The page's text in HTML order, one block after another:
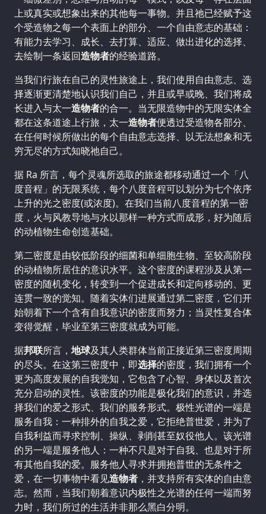
上或真实或想象出来的其他每一事物。并且祂已经赋予这
个受造物之每一个表面上的部分、一个自由意志的基础：
有能力去学习、成长、去打算、适应、做出进化的选择、
去绘制一条返回造物者的经验道路。
当我们行旅在自己的灵性旅途上，我们使用自由意志、选
择逐渐更清楚地认识我们自己，并且或早或晚、我们将成
长进入与太一造物者的合一。当无限造物中的无限实体全
都在这条道途上行旅，太一造物者便透过受造物各部分、
在任何时候所做出的每个自由意志选择、以无法想象和无
穷无尽的方式知晓祂自己。
据 Ra 所言，每个灵魂所选取的旅途都移动通过一个「八
度音程」的无限系统，每个八度音程可以划分为七个依序
上升的光之密度(或浓度)。在我们当前八度音程的第一密
度，火与风教导地与水以那样一种方式而成形，好为随后
的动植物生命创造基础。
第二密度是由较低阶段的细菌和单细胞生物、至较高阶段
的动植物所居住的意识水平。这个密度的课程涉及从第一
密度的随机变化，转变到一个促进成长和定向移动的、更
连贯一致的觉知。随着实体们进展通过第二密度，它们开
始朝着下一个含有自我意识的密度而努力；当灵性复合体
变得觉醒，毕业至第三密度就成为可能。
据邦联所言， 地球及其人类群体当前正接近第三密度周期
的尽头。在这第三密度中，即选择的密度，我们拥有一个
更为高度发展的自我觉知，它包含了心智、身体以及首次
充分启动的灵性。该密度的功能是极化我们的意识，并选
择我们的爱之形式、我们的服务形式。极性光谱的一端是
服务自我：一种排外的自我之爱，它拒绝普世爱，并为了
自我利益而寻求控制、操纵、剥削甚至奴役他人。该光谱
的另一端是服务他人：一种不只是对于自我、也是对于所
有其他自我的爱。服务他人寻求并拥抱普世的无条件之
爱，在一切事物中看见造物者 ，并支持所有实体的自由意
志。然而，当我们朝着意识内极性之光谱的任何一端而努
力时，我们所过的生活并非那么黑白分明。